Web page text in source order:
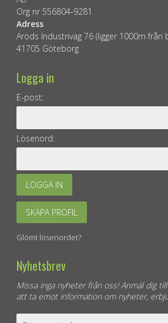
Org nr 556804-9281
Adress
Aröds Industriväg 76 (ligger 1000m från
41705 Göteborg
Logga in
E-post:
Lösenord:
LOGGA IN
SKAPA PROFIL
Glömt lösenordet?
Nyhetsbrev
Missa inga nyheter från oss! Anmäl dig
att ta emot information om nyheter,